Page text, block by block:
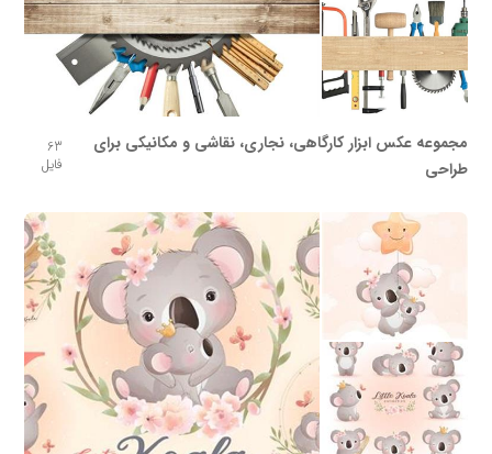
مجموعه عکس ابزار کارگاهی، نجاری، نقاشی و مکانیکی برای
طراحی
63
فایل